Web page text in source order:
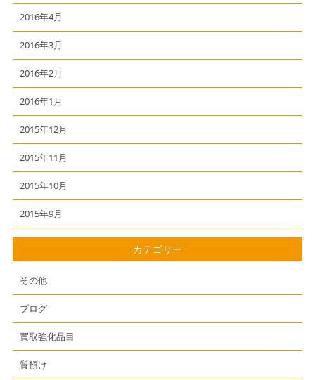
2016年4月
2016年3月
2016年2月
2016年1月
2015年12月
2015年11月
2015年10月
2015年9月
カテゴリー
その他
ブログ
買取強化品目
質預け